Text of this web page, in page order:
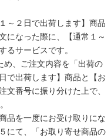
～２日で出荷します】商品
になった際に、【通常１～
るサービスです。
め、ご注文内容を「出荷の
で出荷します】商品と【お
文番号に振り分けた上で、
品を一度にお受け取りにな
にて、「お取り寄せ商品の